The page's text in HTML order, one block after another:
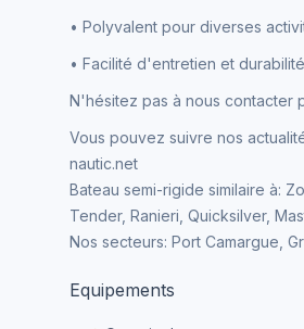
• Polyvalent pour diverses
• Facilité d'entretien et durabilité
N'hésitez pas à nous contacter
Vous pouvez suivre nos
nautic.net
Bateau semi-rigide similaire à:
Tender, Ranieri, Quicksilver,
Nos secteurs: Port Camargue,
Equipements